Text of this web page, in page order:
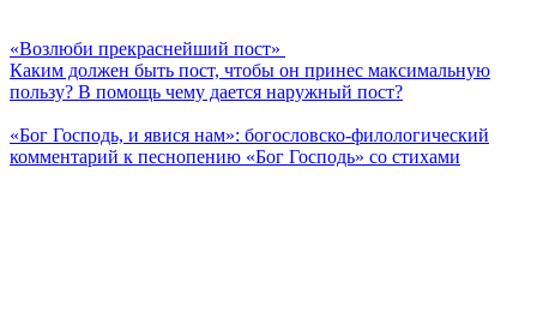
«Возлюби прекраснейший пост»
Каким должен быть пост, чтобы он принес максимальную
пользу? В помощь чему дается наружный пост?
«Бог Господь, и явися нам»: богословско-филологический
комментарий к песнопению «Бог Господь» со стихами